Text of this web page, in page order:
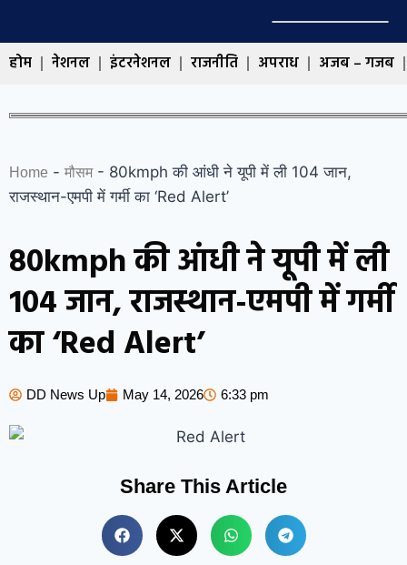
होम नेशनल इंटरनेशनल राजनीति अपराध अजब – गजब
Home - मौसम- 80kmph की आंधी ने यूपी में ली 104 जान,
राजस्थान-एमपी में गर्मी का ‘Red Alert’
80kmph की आंधी ने यूपी में ली
104 जान, राजस्थान-एमपी में गर्मी
का ‘Red Alert’
DD News Up May 14, 2026 6:33 pm
Share This Article